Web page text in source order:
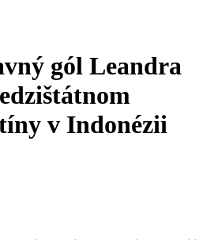
gól Leandra
v Indonézii